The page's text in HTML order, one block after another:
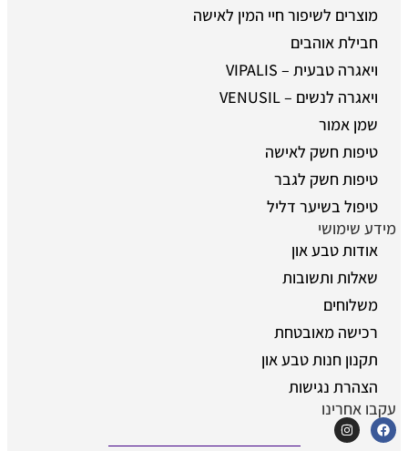
מוצרים לשיפור חיי המין לאישה
חבילת אוהבים
ויאגרה טבעית – VIPALIS
ויאגרה לנשים – VENUSIL
שמן אמור
טיפות חשק לאישה
טיפות חשק לגבר
טיפול בשיער דליל
מידע שימושי
אודות טבע און
שאלות ותשובות
משלוחים
רכישה מאובטחת
תקנון חנות טבע און
הצהרת נגישות
עקבו אחרינו